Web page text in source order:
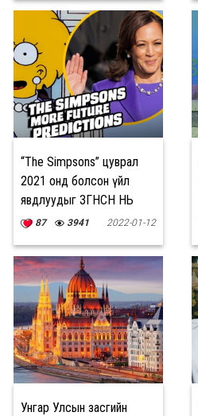
“The Simpsons” цуврал
2021 онд болсон үйл
явдлуудыг ЗӨГНӨСӨН НЬ
87 3941 2022-01-12
Унгар Улсын засгийн